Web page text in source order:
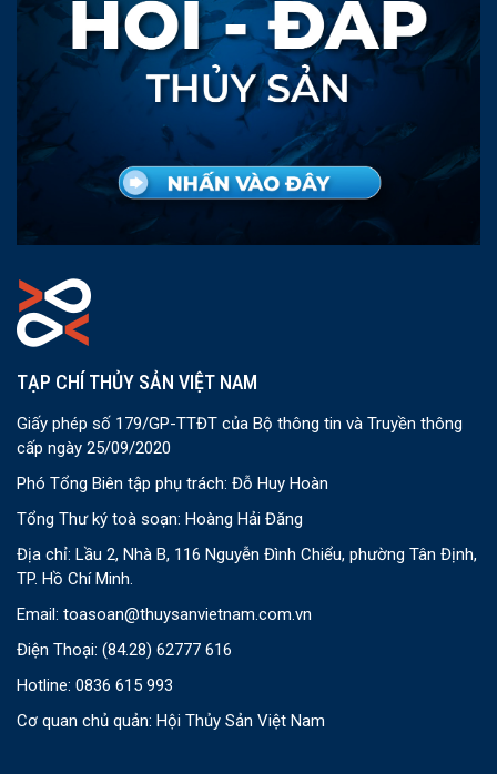
TẠP CHÍ THỦY SẢN VIỆT NAM
Giấy phép số 179/GP-TTĐT của Bộ thông tin và Truyền thông
cấp ngày 25/09/2020
Phó Tổng Biên tập phụ trách: Đỗ Huy Hoàn
Tổng Thư ký toà soạn: Hoàng Hải Đăng
Địa chỉ: Lầu 2, Nhà B, 116 Nguyễn Đình Chiểu, phường Tân Định,
TP. Hồ Chí Minh.
Email: toasoan@thuysanvietnam.com.vn
Điện Thoại: (84.28) 62777 616
Hotline: 0836 615 993
Cơ quan chủ quản: Hội Thủy Sản Việt Nam